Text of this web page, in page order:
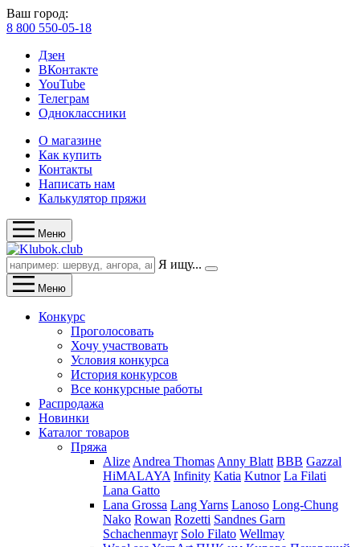
Ваш город:
8 800 550-05-18
Дзен
ВКонтакте
YouTube
Телеграм
Одноклассники
О магазине
Как купить
Контакты
Написать нам
Калькулятор пряжи
Меню
Я ищу...
Меню
Конкурс
Проголосовать
Хочу участвовать
Условия конкурса
История конкурсов
Все конкурсные работы
Распродажа
Новинки
Каталог товаров
Пряжа
Alize Andrea Thomas Anny Blatt BBB Gazzal
HiMALAYA Infinity Katia Kutnor La Filati
Lana Gatto
Lana Grossa Lang Yarns Lanoso Long-Chung
Nako Rowan Rozetti Sandnes Garn
Schachenmayr Solo Filato Wellmay